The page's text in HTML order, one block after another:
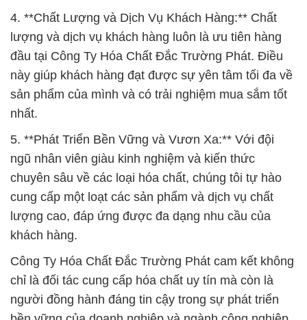
4. **Chất Lượng và Dịch Vụ Khách Hàng:** Chất
lượng và dịch vụ khách hàng luôn là ưu tiên hàng
đầu tại Công Ty Hóa Chất Đắc Trường Phát. Điều
này giúp khách hàng đạt được sự yên tâm tối đa về
sản phẩm của mình và có trải nghiệm mua sắm tốt
nhất.
5. **Phát Triển Bền Vững và Vươn Xa:** Với đội
ngũ nhân viên giàu kinh nghiệm và kiến thức
chuyên sâu về các loại hóa chất, chúng tôi tự hào
cung cấp một loạt các sản phẩm và dịch vụ chất
lượng cao, đáp ứng được đa dạng nhu cầu của
khách hàng.
Công Ty Hóa Chất Đắc Trường Phát cam kết không
chỉ là đối tác cung cấp hóa chất uy tín mà còn là
người đồng hành đáng tin cậy trong sự phát triển